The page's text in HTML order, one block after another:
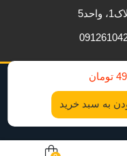
محفوظ است.
تومان
به سبد خرید